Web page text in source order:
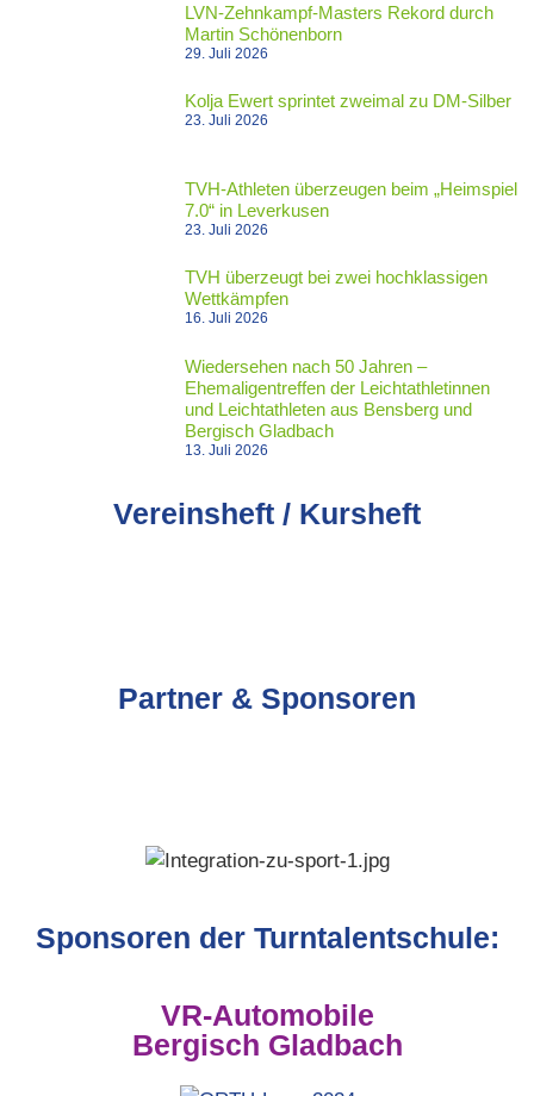
LVN-Zehnkampf-Masters Rekord durch
Martin Schönenborn
29. Juli 2026
Kolja Ewert sprintet zweimal zu DM-Silber
23. Juli 2026
TVH-Athleten überzeugen beim „Heimspiel
7.0“ in Leverkusen
23. Juli 2026
TVH überzeugt bei zwei hochklassigen
Wettkämpfen
16. Juli 2026
Wiedersehen nach 50 Jahren –
Ehemaligentreffen der Leichtathletinnen
und Leichtathleten aus Bensberg und
Bergisch Gladbach
13. Juli 2026
Vereinsheft / Kursheft
Partner & Sponsoren
Sponsoren der Turntalentschule:
VR-Automobile
Bergisch Gladbach